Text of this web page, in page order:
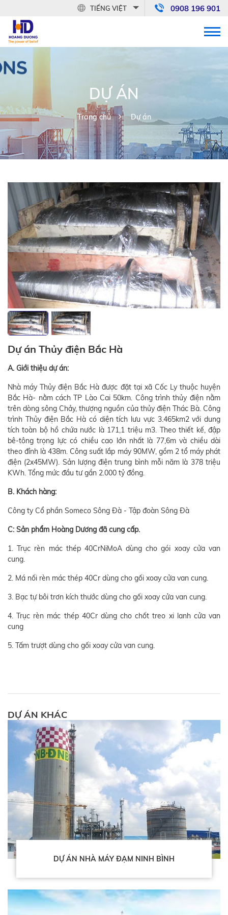
0908 196 901
TIẾNG VIỆT
DỰ ÁN
Trang chủ Dự án
Dự án Thủy điện Bắc Hà
A. Giới thiệu dự án:
Nhà máy Thủy điện Bắc Hà được đặt tại xã Cốc Ly thuộc huyện
Bắc Hà- nằm cách TP Lào Cai 50km. Công trình thủy điện nằm
trên dòng sông Chảy, thượng nguồn của thủy điện Thác Bà. Công
trình Thủy điện Bắc Hà có diện tích lưu vực 3.465km2 với dung
tích toàn bộ hồ chứa nước là 171,1 triệu m3. Theo thiết kế, đập
bê-tông trọng lực có chiều cao lớn nhất là 77,6m và chiều dài
theo đỉnh là 438m. Công suất lắp máy 90MW, gồm 2 tổ máy phát
điện (2x45MW). Sản lượng điện trung bình mỗi năm là 378 triệu
KWh. Tổng mức đầu tư gần 2.000 tỷ đồng.
B. Khách hàng:
Công ty Cổ phần Someco Sông Đà - Tập đoàn Sông Đà
C: Sản phẩm Hoàng Dương đã cung cấp.
1. Trục rèn mác thép 40CrNiMoA dùng cho gói xoay cửa van
cung.
2. Má nối rèn mác thép 40Cr dùng cho gối xoay cửa van cung.
3. Bạc tự bôi trơn kích thước dùng cho gối xoay cửa van cung.
4. Trục rèn mác thép 40Cr dùng cho chốt treo xi lanh cửa van
cung
5. Tấm trượt dùng cho gối xoay cửa van cung.
DỰ ÁN KHÁC
DỰ ÁN NHÀ MÁY ĐẠM NINH BÌNH